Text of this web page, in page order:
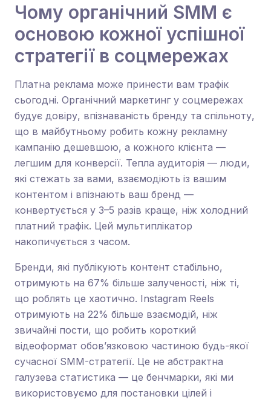
Чому органічний SMM є
основою кожної успішної
стратегії в соцмережах
Платна реклама може принести вам трафік
сьогодні. Органічний маркетинг у соцмережах
будує довіру, впізнаваність бренду та спільноту,
що в майбутньому робить кожну рекламну
кампанію дешевшою, а кожного клієнта —
легшим для конверсії. Тепла аудиторія — люди,
які стежать за вами, взаємодіють із вашим
контентом і впізнають ваш бренд —
конвертується у 3–5 разів краще, ніж холодний
платний трафік. Цей мультиплікатор
накопичується з часом.
Бренди, які публікують контент стабільно,
отримують на 67% більше залученості, ніж ті,
що роблять це хаотично. Instagram Reels
отримують на 22% більше взаємодій, ніж
звичайні пости, що робить короткий
відеоформат обов’язковою частиною будь-якої
сучасної SMM-стратегії. Це не абстрактна
галузева статистика — це бенчмарки, які ми
використовуємо для постановки цілей і